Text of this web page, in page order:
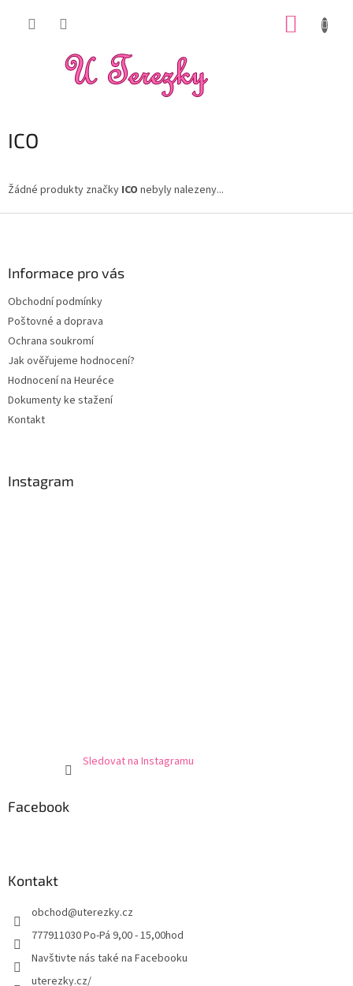
ICO
Žádné produkty značky ICO nebyly nalezeny...
Informace pro vás
Obchodní podmínky
Poštovné a doprava
Ochrana soukromí
Jak ověřujeme hodnocení?
Hodnocení na Heuréce
Dokumenty ke stažení
Kontakt
Instagram
Sledovat na Instagramu
Facebook
Kontakt
obchod@uterezky.cz
777911030 Po-Pá 9,00 - 15,00hod
Navštivte nás také na Facebooku
uterezky.cz/